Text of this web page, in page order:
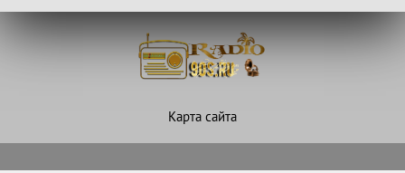
Карта сайта